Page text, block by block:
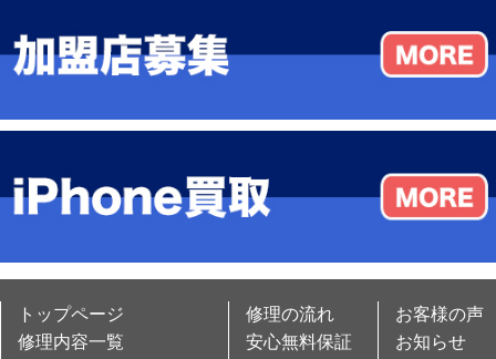
トップページ
修理内容一覧
修理の流れ
安心無料保証
お客様の声
お知らせ